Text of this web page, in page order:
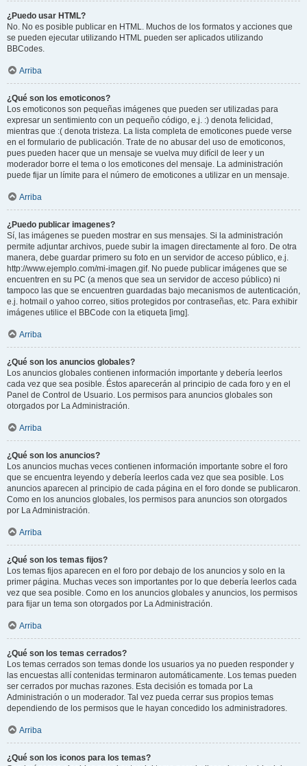
¿Puedo usar HTML?
No. No es posible publicar en HTML. Muchos de los formatos y acciones que
se pueden ejecutar utilizando HTML pueden ser aplicados utilizando
BBCodes.
Arriba
¿Qué son los emoticonos?
Los emoticonos son pequeñas imágenes que pueden ser utilizadas para
expresar un sentimiento con un pequeño código, e.j. :) denota felicidad,
mientras que :( denota tristeza. La lista completa de emoticones puede verse
en el formulario de publicación. Trate de no abusar del uso de emoticonos,
pues pueden hacer que un mensaje se vuelva muy difícil de leer y un
moderador borre el tema o los emoticones del mensaje. La administración
puede fijar un límite para el número de emoticones a utilizar en un mensaje.
Arriba
¿Puedo publicar imagenes?
Sí, las imágenes se pueden mostrar en sus mensajes. Si la administración
permite adjuntar archivos, puede subir la imagen directamente al foro. De otra
manera, debe guardar primero su foto en un servidor de acceso público, e.j.
http://www.ejemplo.com/mi-imagen.gif. No puede publicar imágenes que se
encuentren en su PC (a menos que sea un servidor de acceso público) ni
tampoco las que se encuentren guardadas bajo mecanismos de autenticación,
e.j. hotmail o yahoo correo, sitios protegidos por contraseñas, etc. Para exhibir
imágenes utilice el BBCode con la etiqueta [img].
Arriba
¿Qué son los anuncios globales?
Los anuncios globales contienen información importante y debería leerlos
cada vez que sea posible. Éstos aparecerán al principio de cada foro y en el
Panel de Control de Usuario. Los permisos para anuncios globales son
otorgados por La Administración.
Arriba
¿Qué son los anuncios?
Los anuncios muchas veces contienen información importante sobre el foro
que se encuentra leyendo y debería leerlos cada vez que sea posible. Los
anuncios aparecen al principio de cada página en el foro donde se publicaron.
Como en los anuncios globales, los permisos para anuncios son otorgados
por La Administración.
Arriba
¿Qué son los temas fijos?
Los temas fijos aparecen en el foro por debajo de los anuncios y solo en la
primer página. Muchas veces son importantes por lo que debería leerlos cada
vez que sea posible. Como en los anuncios globales y anuncios, los permisos
para fijar un tema son otorgados por La Administración.
Arriba
¿Qué son los temas cerrados?
Los temas cerrados son temas donde los usuarios ya no pueden responder y
las encuestas allí contenidas terminaron automáticamente. Los temas pueden
ser cerrados por muchas razones. Esta decisión es tomada por La
Administración o un moderador. Tal vez pueda cerrar sus propios temas
dependiendo de los permisos que le hayan concedido los administradores.
Arriba
¿Qué son los iconos para los temas?